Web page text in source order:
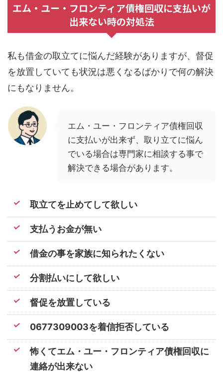
エム・ユー・フロンティア債権回収に支払いが
出来ない時の対処法
私も借金の取立てに悩んだ経験がありますが、督促
を放置していても状況は悪くなるばかりで何の解決
にもなりません。
エム・ユー・フロンティア債権回収
に支払いが出来ず、取り立てに悩ん
でいる場合は専門家に相談する事で
解決できる場合があります。
取立てを止めてして欲しい
支払うお金が無い
借金の事を家族に知られたくない
分割払いにして欲しい
督促を放置している
0677309003を着信拒否している
怖くてエム・ユー・フロンティア債権回収に
連絡が出来ない